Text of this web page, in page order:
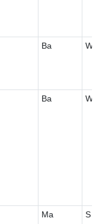
Ba W
Ba W
Ma S